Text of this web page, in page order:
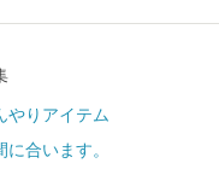
やりアイテム
合います。